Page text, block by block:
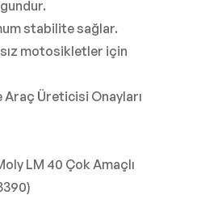
stabilite sağlar.
motosikletler için
Üreticisi Onayları
LM 40 Çok Amaçlı